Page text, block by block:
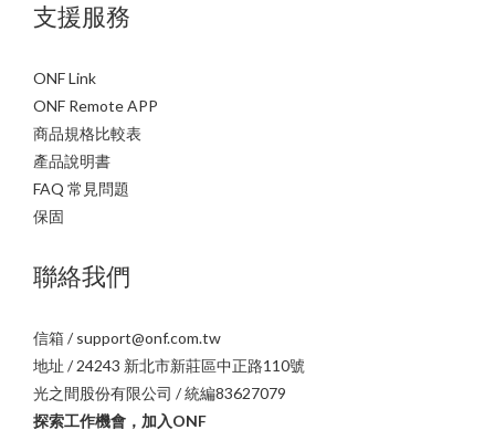
支援服務
ONF Link
ONF Remote APP
商品規格比較表
產品說明書
FAQ 常見問題
保固
聯絡我們
信箱 / support@onf.com.tw
地址 / 24243 新北市新莊區中正路110號
光之間股份有限公司 / 統編83627079
探索工作機會，加入ONF